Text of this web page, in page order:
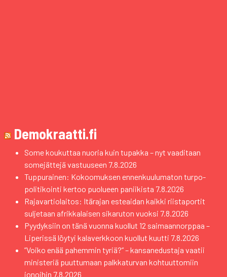
Demokraatti.fi
Some koukuttaa nuoria kuin tupakka – nyt vaaditaan
somejättejä vastuuseen 7.8.2026
Tuppurainen: Kokoomuksen ennenkuulumaton turpo-
politikointi kertoo puolueen paniikista 7.8.2026
Rajavartiolaitos: Itärajan esteaidan kaikki riistaportit
suljetaan afrikkalaisen sikaruton vuoksi 7.8.2026
Pyydyksiin on tänä vuonna kuollut 12 saimaannorppaa –
Liperissä löytyi kalaverkkoon kuollut kuutti 7.8.2026
”Voiko enää pahemmin tyriä?” – kansanedustaja vaatii
ministeriä puuttumaan palkkaturvan kohtuuttomiin
jonoihin 7.8.2026